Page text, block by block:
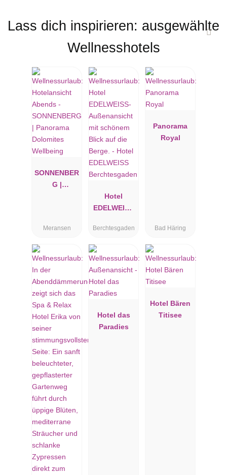
Lass dich inspirieren: ausgewählte
Wellnesshotels
SONNENBER
G |
Meransen
Hotel
EDELWEISS
en
Berchtesgaden
Panorama
Royal
Bad Häring
Hotel das
Paradies
Hotel Bären
Titisee